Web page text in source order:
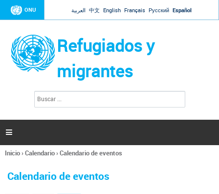
Jump to navigation
ONU العربية 中文 English Français Русский Español
Refugiados y
migrantes
l
s

Se
usted
Inicio›Calendario›Calendario de eventos
Calendario de eventos